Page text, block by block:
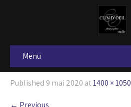
Menu
Published 9 mai 2020 at1400 × 1050
← Previous